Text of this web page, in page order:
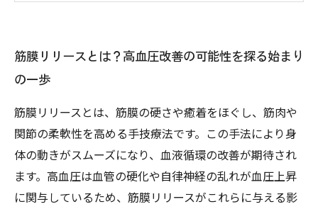
実際に体感する
筋膜リリースで高血圧と向き合う最終章－健康
管理の新しい選択肢
筋膜リリースがもたらす心身のバランス調整と
高血圧予防の可能性
高血圧に悩むあなたへ：整体でできる筋膜リリ
ースの実践ガイド
筋膜リリースとは？高血圧改善の可能性を探る始まり
の一歩
筋膜リリースとは、筋膜の硬さや癒着をほぐし、筋肉や
関節の柔軟性を高める手技療法です。この手法により身
体の動きがスムーズになり、血液循環の改善が期待され
ます。高血圧は血管の硬化や自律神経の乱れが血圧上昇
に関与しているため、筋膜リリースがこれらに与える影